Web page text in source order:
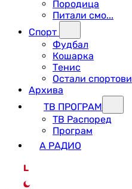
Породица
Питали смо...
Спорт
Фудбал
Кошарка
Тенис
Остали спортови
Архива
ТВ ПРОГРАМ
ТВ Распоред
Програм
А РАДИО
L